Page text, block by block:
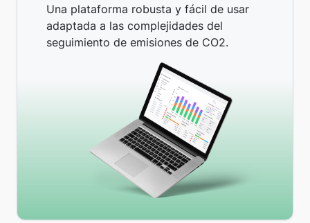
Una plataforma robusta y fácil de usar
adaptada a las complejidades del
seguimiento de emisiones de CO2.